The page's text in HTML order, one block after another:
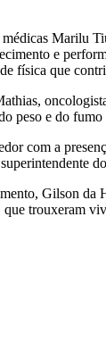
Marilu
e
física que
peso e do fumo
com a
Gilson da
trouxeram